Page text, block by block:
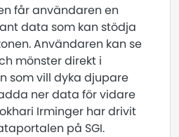
får användaren en
data som kan stödja
Användaren kan se
mönster direkt i
som vill dyka djupare
ner data för vidare
Irminger har drivit
på SGI.